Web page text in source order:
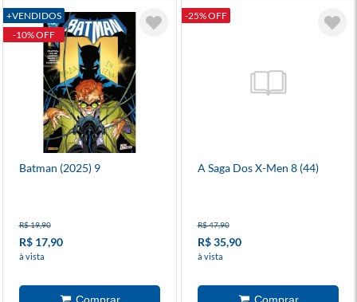
+VENDIDOS
-10% OFF
Batman (2025) 9
R$ 19,90
R$ 17,90
à vista
-25% OFF
A Saga Dos X-Men 8 (44)
R$ 47,90
R$ 35,90
à vista